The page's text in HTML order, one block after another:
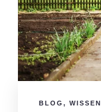
BLOG , WISSEN